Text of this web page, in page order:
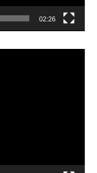
02:26